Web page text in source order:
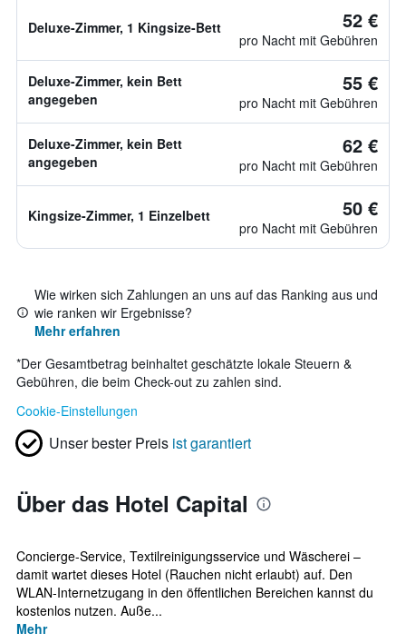
Deluxe-Zimmer, 1 Kingsize-Bett 52 €
pro Nacht mit Gebühren
Deluxe-Zimmer, kein Bett
angegeben
55 €
pro Nacht mit Gebühren
Deluxe-Zimmer, kein Bett
angegeben
62 €
pro Nacht mit Gebühren
Kingsize-Zimmer, 1 Einzelbett 50 €
pro Nacht mit Gebühren
Wie wirken sich Zahlungen an uns auf das Ranking aus und
wie ranken wir Ergebnisse?
Mehr erfahren
*Der Gesamtbetrag beinhaltet geschätzte lokale Steuern &
Gebühren, die beim Check-out zu zahlen sind.
Cookie-Einstellungen
Unser bester Preis ist garantiert
Über das Hotel Capital
Concierge-Service, Textilreinigungsservice und Wäscherei –
damit wartet dieses Hotel (Rauchen nicht erlaubt) auf. Den
WLAN-Internetzugang in den öffentlichen Bereichen kannst du
kostenlos nutzen. Auße...
Mehr